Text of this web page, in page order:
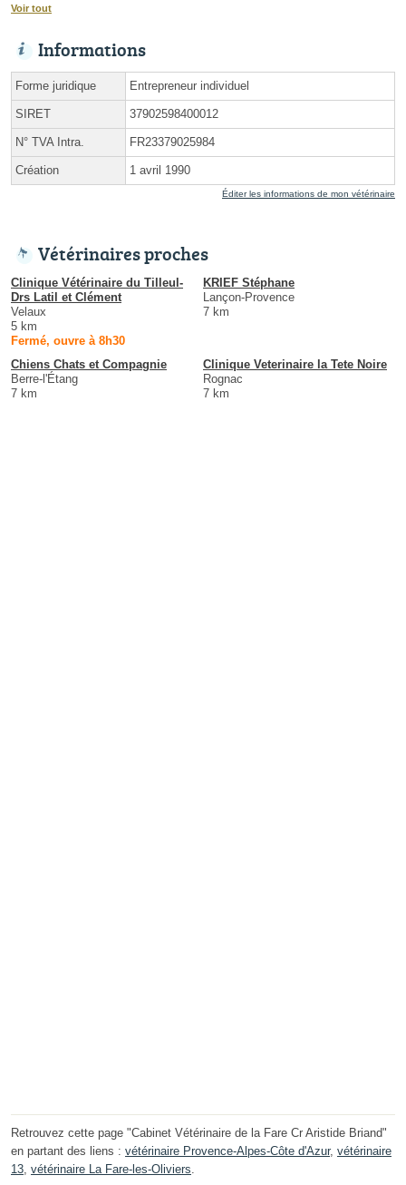
Voir tout
Informations
Forme juridique Entrepreneur individuel
SIRET 37902598400012
N° TVA Intra. FR23379025984
Création 1 avril 1990
Éditer les informations de mon vétérinaire
Vétérinaires proches
Clinique Vétérinaire du Tilleul-
Drs Latil et Clément
Velaux
5 km
Fermé, ouvre à 8h30
KRIEF Stéphane
Lançon-Provence
7 km
Chiens Chats et Compagnie
Berre-l'Étang
7 km
Clinique Veterinaire la Tete Noire
Rognac
7 km
Retrouvez cette page "Cabinet Vétérinaire de la Fare Cr Aristide Briand"
en partant des liens : vétérinaire Provence-Alpes-Côte d'Azur, vétérinaire
13, vétérinaire La Fare-les-Oliviers.